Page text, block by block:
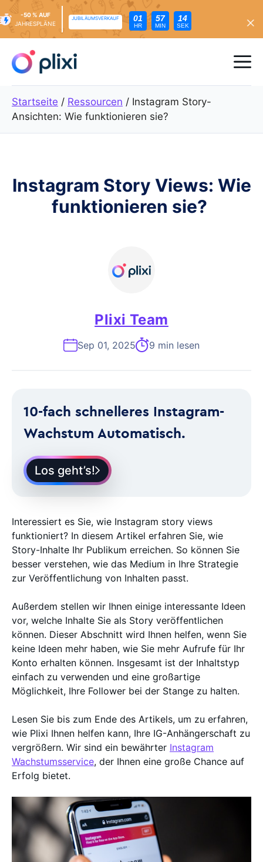
Inhalt
springen
-50 % AUF
JAHRESPLÄNE
JUBILÄUMSVERKAUF 01
HR
57
MIN
13
SEK
Startseite / Ressourcen / Instagram Story-
Ansichten: Wie funktionieren sie?
Instagram Story Views: Wie
funktionieren sie?
Plixi Team
Sep 01, 2025 9 min lesen
10-fach schnelleres Instagram-
Wachstum Automatisch.
Los geht’s!
Interessiert es Sie, wie Instagram story views
funktioniert? In diesem Artikel erfahren Sie, wie
Story-Inhalte Ihr Publikum erreichen. So können Sie
besser verstehen, wie das Medium in Ihre Strategie
zur Veröffentlichung von Inhalten passt.
Außerdem stellen wir Ihnen einige interessante Ideen
vor, welche Inhalte Sie als Story veröffentlichen
können. Dieser Abschnitt wird Ihnen helfen, wenn Sie
keine Ideen mehr haben, wie Sie mehr Aufrufe für Ihr
Konto erhalten können. Insgesamt ist der Inhaltstyp
einfach zu verwenden und eine großartige
Möglichkeit, Ihre Follower bei der Stange zu halten.
Lesen Sie bis zum Ende des Artikels, um zu erfahren,
wie Plixi Ihnen helfen kann, Ihre IG-Anhängerschaft zu
vergrößern. Wir sind ein bewährter Instagram
Wachstumsservice, der Ihnen eine große Chance auf
Erfolg bietet.